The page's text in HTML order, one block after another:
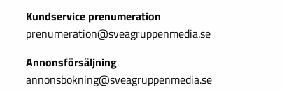
Kundservice prenumeration
prenumeration@sveagruppenmedia.se
Annonsförsäljning
annonsbokning@sveagruppenmedia.se